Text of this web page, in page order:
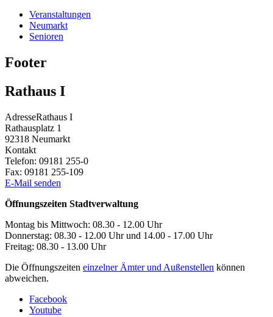
Veranstaltungen
Neumarkt
Senioren
Footer
Rathaus I
AdresseRathaus I
Rathausplatz 1
92318 Neumarkt
Kontakt
Telefon: 09181 255-0
Fax: 09181 255-109
E-Mail senden
Öffnungszeiten Stadtverwaltung
Montag bis Mittwoch: 08.30 - 12.00 Uhr
Donnerstag: 08.30 - 12.00 Uhr und 14.00 - 17.00 Uhr
Freitag: 08.30 - 13.00 Uhr
Die Öffnungszeiten einzelner Ämter und Außenstellen können
abweichen.
Facebook
Youtube